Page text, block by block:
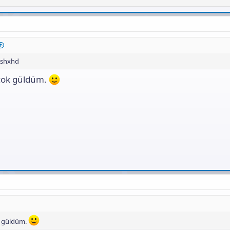
güldüm.
güldüm.